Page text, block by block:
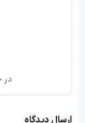
ارسال دیدگاه